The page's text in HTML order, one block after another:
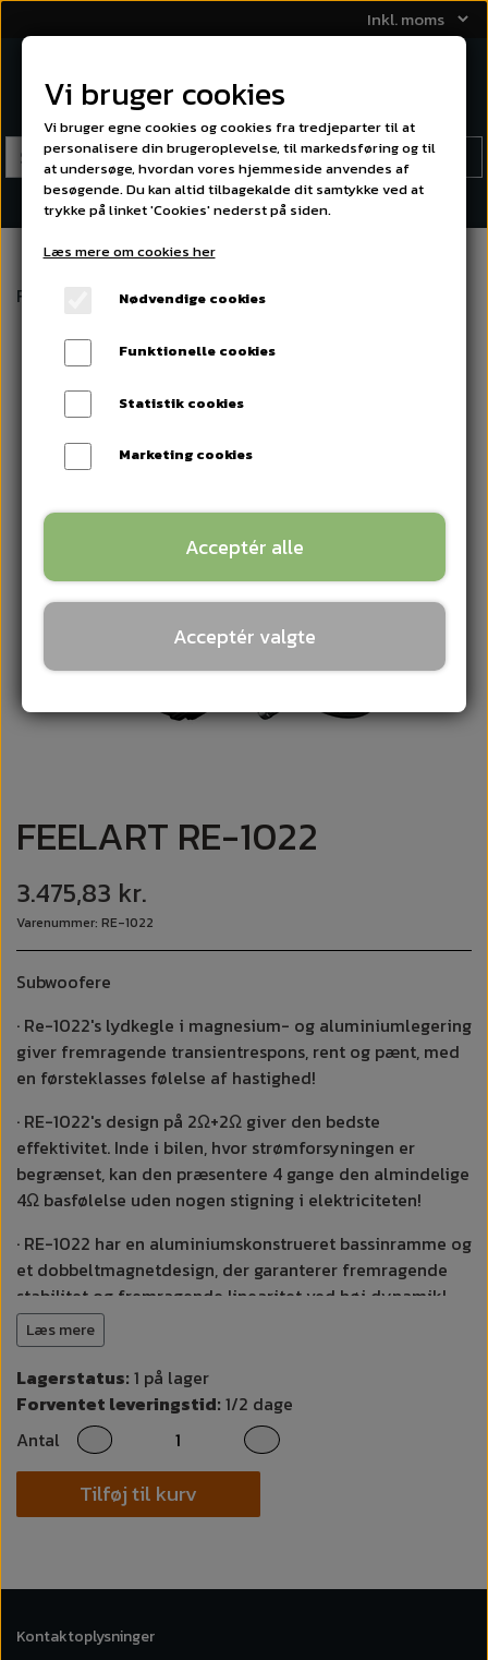
Forside Mærker Feelart FEELART RE-1022
FEELART RE-1022
3.475,83 kr.
Varenummer: RE-1022
Subwoofere
· Re-1022's lydkegle i magnesium- og aluminiumlegering
giver fremragende transientrespons, rent og pænt, med
en førsteklasses følelse af hastighed!
· RE-1022's design på 2Ω+2Ω giver den bedste
effektivitet. Inde i bilen, hvor strømforsyningen er
begrænset, kan den præsentere 4 gange den almindelige
4Ω basfølelse uden nogen stigning i elektriciteten!
· RE-1022 har en aluminiumskonstrueret bassinramme og
et dobbeltmagnetdesign, der garanterer fremragende
stabilitet og fremragende linearitet ved høj dynamik!
· RE-1022's resonansfrekvens er så høj som 29HZ, hvilket
nærmer sig det ekstreme, som en 10'' HI-FI
lavfrekvensenhed kan nå, hvilket giver en førsteklasses
"rumfølelse" og "atmosfærefølelse"!
Læs mere
Lagerstatus: 1 på lager
Forventet leveringstid: 1/2 dage
Antal
Tilføj til kurv
Kontaktoplysninger
Vi bruger cookies
Vi bruger egne cookies og cookies fra tredjeparter til at
personalisere din brugeroplevelse, til markedsføring og til
at undersøge, hvordan vores hjemmeside anvendes af
besøgende. Du kan altid tilbagekalde dit samtykke ved at
trykke på linket 'Cookies' nederst på siden.
Læs mere om cookies her
Nødvendige cookies
Funktionelle cookies
Statistik cookies
Marketing cookies
Acceptér alle
Acceptér valgte